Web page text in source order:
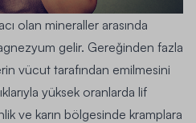
olan mineraller arasında
gelir. Gereğinden fazla
vücut tarafından emilmesini
yüksek oranlarda lif
ve karın bölgesinde kramplara